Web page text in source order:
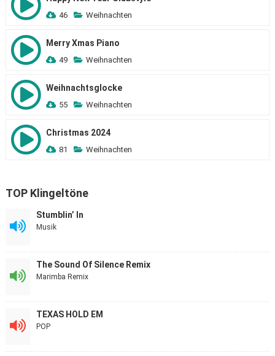
46 Weihnachten
Merry Xmas Piano
49 Weihnachten
Weihnachtsglocke
55 Weihnachten
Christmas 2024
81 Weihnachten
TOP Klingeltöne
Stumblin’ In
Musik
The Sound Of Silence Remix
Marimba Remix
TEXAS HOLD EM
POP